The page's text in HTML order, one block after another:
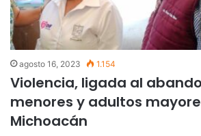
agosto 16, 2023 1.154
Violencia, ligada al
menores y adultos
Michoacán